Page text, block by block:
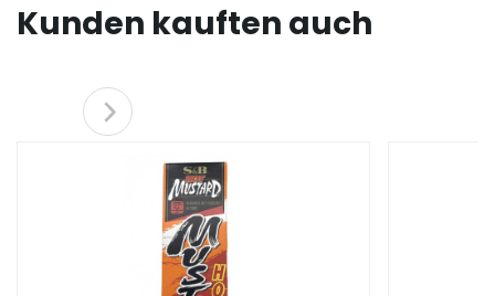
Kunden kauften auch